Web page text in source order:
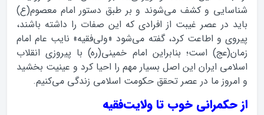
شناسایی و کشف می‌شوند و بر طبق دستور امام معصوم(ع)
باید در عصر غیبت از افرادی که این صفات را داشته باشند،
پیروی و اطاعت کرد، گفته می‌شود «ولی‌فقیه» نایب عام امام
زمان(عج) است؛ بنابراین امام خمینی(ره) با پیروزی انقلاب
اسلامی ایران این اصل بسیار مهم را احیا کرد و عینیت بخشید
و امروز ما در عصر تحقق حکومت اسلامی زندگی می‌کنیم.
از حکمرانی خوب تا ولايت‌فقیه